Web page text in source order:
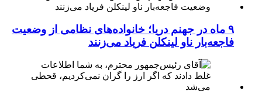
۹ ماه در جهنم دریا؛ خانواده‌های نظامی از وضعیت
فاجعه‌بار ناو لینکلن فریاد می‌زنند